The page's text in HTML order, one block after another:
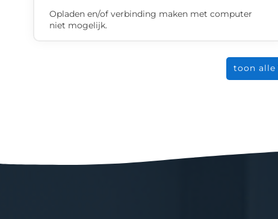
Opladen en/of verbinding maken met computer
niet mogelijk.
toon alle